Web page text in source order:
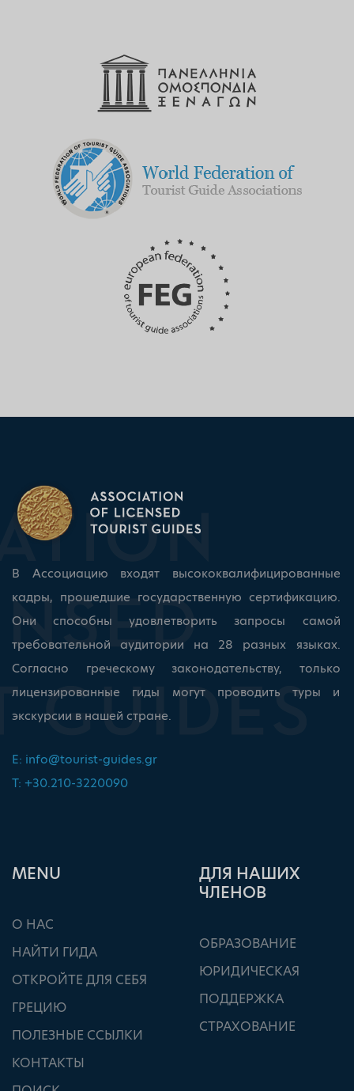
В Ассоциацию входят высококвалифицированные
кадры, прошедшие государственную сертификацию.
Они способны удовлетворить запросы самой
требовательной аудитории на 28 разных языках.
Согласно греческому законодательству, только
лицензированные гиды могут проводить туры и
экскурсии в нашей стране.
E: info@tourist-guides.gr
T: +30.210-3220090
ΜΕΝU
О НАС
НАЙТИ ГИДА
ОТКРОЙТЕ ДЛЯ СЕБЯ
ГРЕЦИЮ
ПОЛЕЗНЫЕ ССЫЛКИ
КОНТАКТЫ
ДЛЯ НАШИХ
ЧЛЕНОВ
ОБРАЗОВАНИЕ
ЮРИДИЧЕСКАЯ
ПОДДЕРЖКА
СТРАХОВАНИЕ